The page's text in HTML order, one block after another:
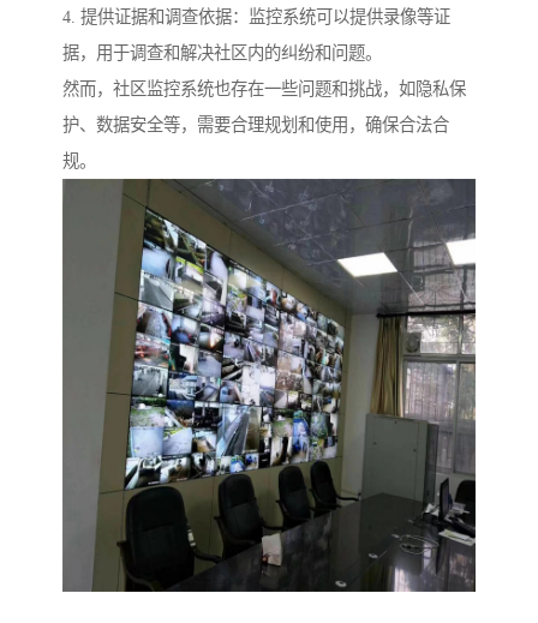
4. 提供证据和调查依据：监控系统可以提供录像等证
据，用于调查和解决社区内的纠纷和问题。
然而，社区监控系统也存在一些问题和挑战，如隐私保
护、数据安全等，需要合理规划和使用，确保合法合
规。